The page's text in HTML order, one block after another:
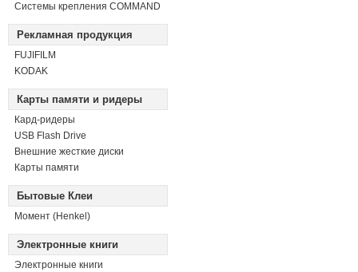
Системы крепления COMMAND
Рекламная продукция
FUJIFILM
KODAK
Карты памяти и ридеры
Кард-ридеры
USB Flash Drive
Внешние жесткие диски
Карты памяти
Бытовые Клеи
Момент (Henkel)
Электронные книги
Электронные книги